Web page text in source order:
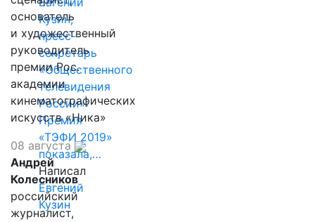
Кузин,
пресс-
секретарь
«Общественного
телевидения
России»:
Премия
«ТЭФИ 2019»
показала,…
Написал
Евгений
Кузин
основатель
и художественный
руководитель
премии Рос.
академии
кинематографических
искусств «Ника»
08 августа
Андрей
Колесников
российский
журналист,